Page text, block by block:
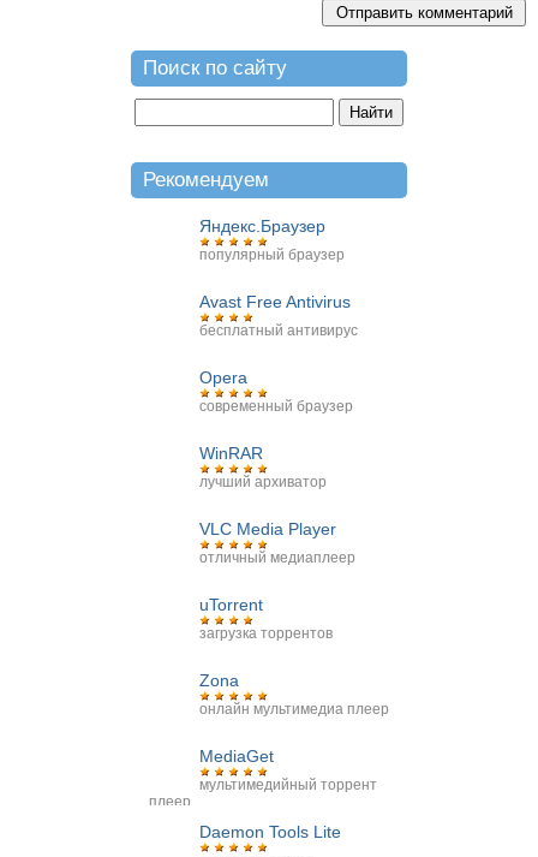
Поиск по сайту
Рекомендуем
Яндекс.Браузер
популярный браузер
Avast Free Antivirus
бесплатный антивирус
Opera
современный браузер
WinRAR
лучший архиватор
VLC Media Player
отличный медиаплеер
uTorrent
загрузка торрентов
Zona
онлайн мультимедиа плеер
MediaGet
мультимедийный торрент
плеер
Daemon Tools Lite